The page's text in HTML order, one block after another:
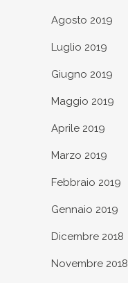
Agosto 2019
Luglio 2019
Giugno 2019
Maggio 2019
Aprile 2019
Marzo 2019
Febbraio 2019
Gennaio 2019
Dicembre 2018
Novembre 2018